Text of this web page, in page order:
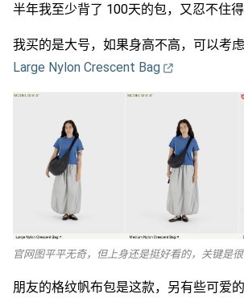
半年我至少背了 100天的包，又忍不住得
我买的是大号，如果身高不高，可以考
Large Nylon Crescent Bag
官网图平平无奇，但上身还是挺好看的，关键是
朋友的格纹帆布包是这款，另有些可爱